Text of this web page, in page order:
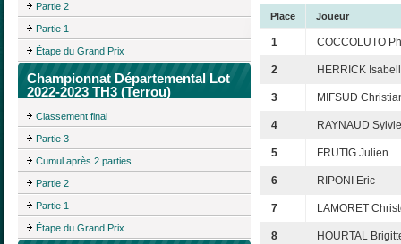
Partie 2
Partie 1
Étape du Grand Prix
Championnat Départemental Lot
2022-2023 TH3 (Terrou)
Classement final
Partie 3
Cumul après 2 parties
Partie 2
Partie 1
Étape du Grand Prix
Place Joueur
1 COCCOLUTO
2 HERRICK
3 MIFSUD
4 RAYNAUD Sylvie
5 FRUTIG Julien
6 RIPONI Eric
7 LAMORET
8 HOURTAL